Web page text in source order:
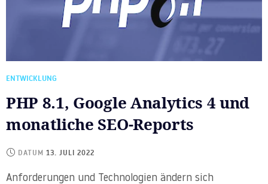
ENTWICKLUNG
PHP 8.1, Google Analytics 4 und
monatliche SEO-Reports
DATUM 13. JULI 2022
Anforderungen und Technologien ändern sich